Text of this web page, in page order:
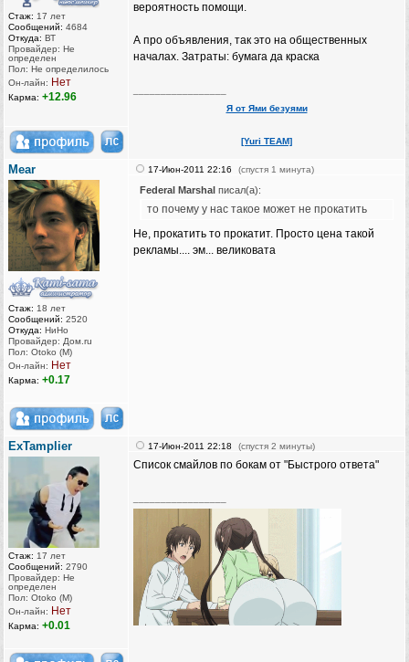
Стаж: 17 лет
Сообщений: 4684
Откуда: ВТ
Провайдер: Не
определен
Пол: Не определилось
Он-лайн: Нет
Карма: +12.96
вероятность помощи.
А про объявления, так это на общественных
началах. Затраты: бумага да краска
Я от Ями безуями
[Yuri TEAM]
Mear
Стаж: 18 лет
Сообщений: 2520
Откуда: НиНо
Провайдер: Дом.ru
Пол: Otoko (M)
Он-лайн: Нет
Карма: +0.17
17-Июн-2011 22:16 (спустя 1 минута)
Federal Marshal писал(а):
то почему у нас такое может не прокатить
Не, прокатить то прокатит. Просто цена такой
рекламы.... эм... великовата
ExTamplier
Стаж: 17 лет
Сообщений: 2790
Провайдер: Не
определен
Пол: Otoko (M)
Он-лайн: Нет
Карма: +0.01
17-Июн-2011 22:18 (спустя 2 минуты)
Список смайлов по бокам от "Быстрого ответа"